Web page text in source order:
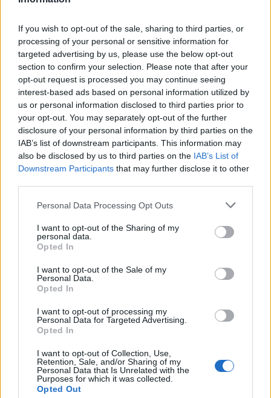
If you wish to opt-out of the sale, sharing to third parties, or
processing of your personal or sensitive information for
targeted advertising by us, please use the below opt-out
section to confirm your selection. Please note that after your
opt-out request is processed you may continue seeing
interest-based ads based on personal information utilized by
us or personal information disclosed to third parties prior to
your opt-out. You may separately opt-out of the further
disclosure of your personal information by third parties on the
IAB’s list of downstream participants. This information may
also be disclosed by us to third parties on the IAB’s List of
Downstream Participants that may further disclose it to other
Please note that this website/app uses one or more Google
not limited to your visit or usage behaviour. You may click to
grant or deny consent to Google and its third-party tags to
use your data for below specified purposes in below Google
consent section.
Personal Data Processing Opt Outs
I want to opt-out of the Sharing of my
personal data.
Opted In
I want to opt-out of the Sale of my
Personal Data.
Opted In
I want to opt-out of processing my
Personal Data for Targeted Advertising.
Opted In
I want to opt-out of Collection, Use,
Retention, Sale, and/or Sharing of my
Personal Data that Is Unrelated with the
Purposes for which it was collected.
Opted Out
megtelepedtek, amelyek Cippori
település hátországaként
működhettek”.
Körülbelül ezerhétszáz év telhetett el azóta,
hogy a gazdaságot földrengés pusztította el,
és körülbelül ezernégyszáz éve annak, hogy a
helyszínt elhagyták annak lakói.
Mivel a mikvét nem sikerült az eredeti helyén
kereszteződés közelében találtak rá –, úgy
döntöttek, hogy egy védett helyre
költöztetik át, ahol nyilvánosan látogatható